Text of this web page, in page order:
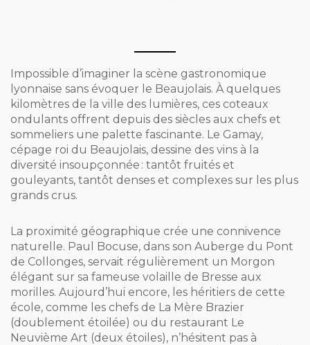
Impossible d’imaginer la scène gastronomique
lyonnaise sans évoquer le Beaujolais. À quelques
kilomètres de la ville des lumières, ces coteaux
ondulants offrent depuis des siècles aux chefs et
sommeliers une palette fascinante. Le Gamay,
cépage roi du Beaujolais, dessine des vins à la
diversité insoupçonnée : tantôt fruités et
gouleyants, tantôt denses et complexes sur les plus
grands crus.
La proximité géographique crée une connivence
naturelle. Paul Bocuse, dans son Auberge du Pont
de Collonges, servait régulièrement un Morgon
élégant sur sa fameuse volaille de Bresse aux
morilles. Aujourd’hui encore, les héritiers de cette
école, comme les chefs de La Mère Brazier
(doublement étoilée) ou du restaurant Le
Neuvième Art (deux étoiles), n’hésitent pas à